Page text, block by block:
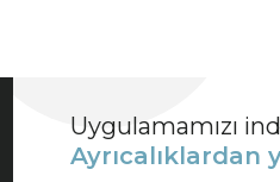
Uygulamamızı
Ayrıcalıklardan